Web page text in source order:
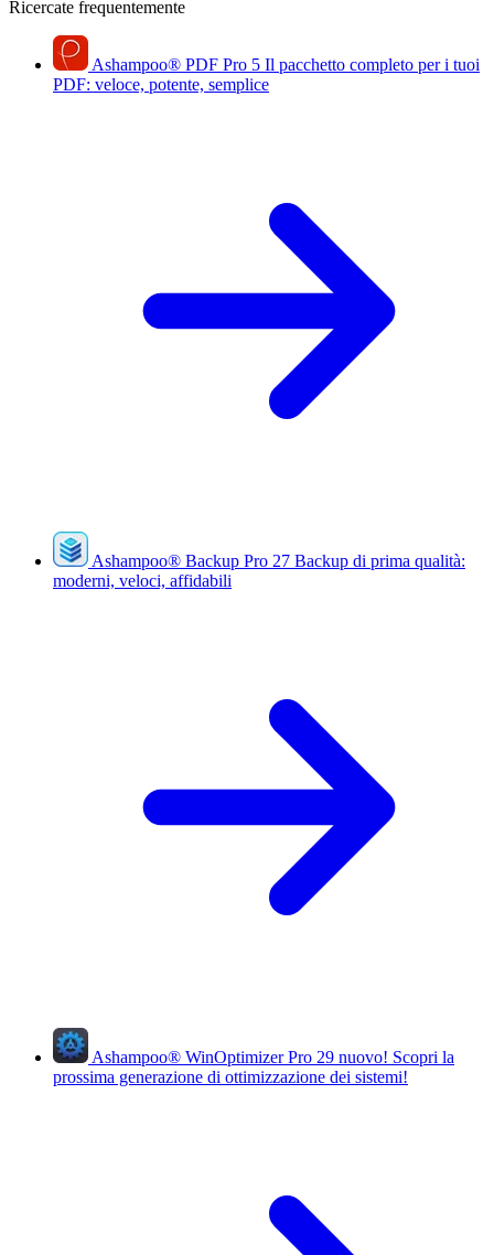
Ricercate frequentemente
Ashampoo® PDF Pro 5 Il pacchetto completo per i tuoi
PDF: veloce, potente, semplice
Ashampoo® Backup Pro 27 Backup di prima qualità:
moderni, veloci, affidabili
Ashampoo® WinOptimizer Pro 29 nuovo! Scopri la
prossima generazione di ottimizzazione dei sistemi!